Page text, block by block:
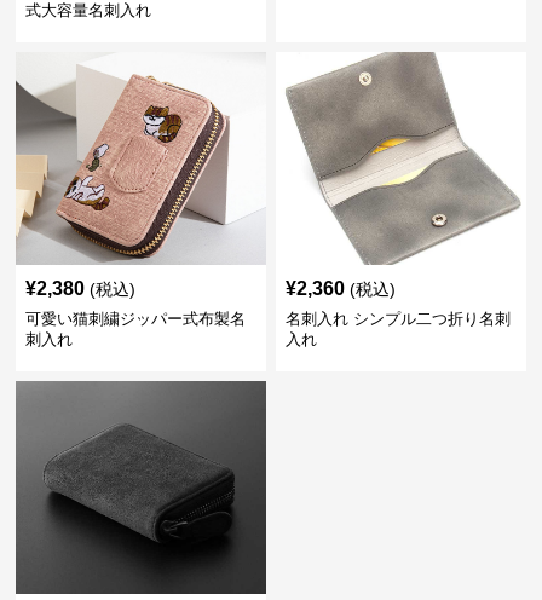
式大容量名刺入れ
¥2,380 (税込)
可愛い猫刺繍ジッパー式布製名
刺入れ
¥2,360 (税込)
名刺入れ シンプル二つ折り名刺
入れ